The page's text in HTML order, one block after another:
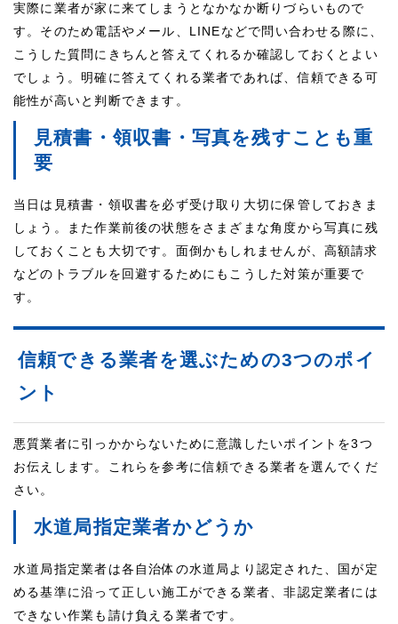
実際に業者が家に来てしまうとなかなか断りづらいもので
す。そのため電話やメール、LINEなどで問い合わせる際に、
こうした質問にきちんと答えてくれるか確認しておくとよい
でしょう。明確に答えてくれる業者であれば、信頼できる可
能性が高いと判断できます。
見積書・領収書・写真を残すことも重
要
当日は見積書・領収書を必ず受け取り大切に保管しておきま
しょう。また作業前後の状態をさまざまな角度から写真に残
しておくことも大切です。面倒かもしれませんが、高額請求
などのトラブルを回避するためにもこうした対策が重要で
す。
信頼できる業者を選ぶための3つのポイ
ント
悪質業者に引っかからないために意識したいポイントを3つ
お伝えします。これらを参考に信頼できる業者を選んでくだ
さい。
水道局指定業者かどうか
水道局指定業者は各自治体の水道局より認定された、国が定
める基準に沿って正しい施工ができる業者、非認定業者には
できない作業も請け負える業者です。